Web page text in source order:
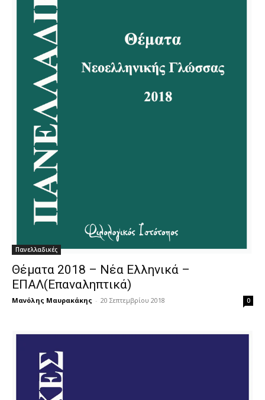
Πανελλαδικές
Θέματα 2018 – Νέα Ελληνικά –
ΕΠΑΛ(Επαναληπτικά)
Μανόλης Μαυρακάκης - 20 Σεπτεμβρίου 2018 0